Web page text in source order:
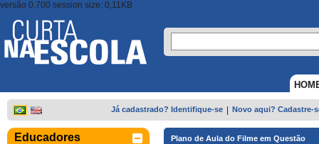
versão 0.700 session size: 0,11KB
Já cadastrado? Identifique-se Novo aqui? Cadastre-
Educadores Plano de Aula do Filme em Questão